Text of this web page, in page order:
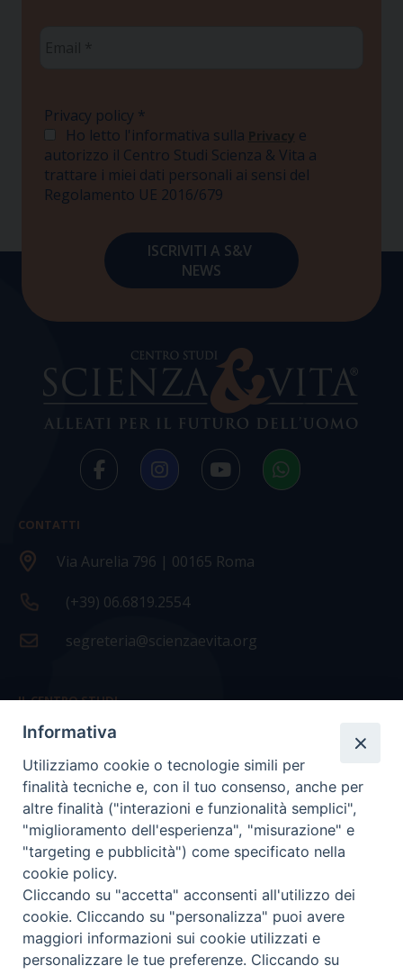
Privacy policy *
Ho letto l'informativa sulla Privacy e
autorizzo il Centro Studi Scienza & Vita a
trattare i miei dati personali ai sensi del
Regolamento UE 2016/679
CONTATTI
Via Aurelia 796 | 00165 Roma
(+39) 06.6819.2554
segreteria@scienzaevita.org
IL CENTRO STUDI
La nostra storia
Statuto
Presidenza e ufficio presidenza
Consiglio scientifico
Coordinamento nazionale
Informativa
Utilizziamo cookie o tecnologie simili per
finalità tecniche e, con il tuo consenso, anche per
altre finalità ("interazioni e funzionalità semplici",
"miglioramento dell'esperienza", "misurazione" e
"targeting e pubblicità") come specificato nella
cookie policy.
Cliccando su "accetta" acconsenti all'utilizzo dei
cookie. Cliccando su "personalizza" puoi avere
maggiori informazioni sui cookie utilizzati e
personalizzare le tue preferenze. Cliccando su